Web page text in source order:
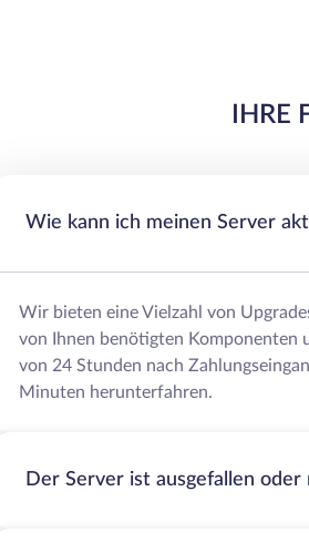
IHRE
Wie kann ich meinen Server
Wir bieten eine Vielzahl von
von Ihnen benötigten Komponenten
von 24 Stunden nach
Minuten herunterfahren.
Der Server ist ausgefallen